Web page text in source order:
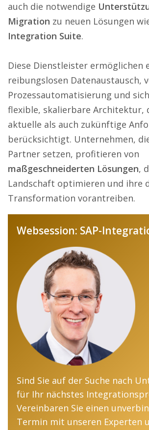
auch die notwendige
Migration zu neuen Lösungen
Integration Suite.
Diese Dienstleister ermöglichen
reibungslosen Datenaustausch,
Prozessautomatisierung und
flexible, skalierbare Architektur,
aktuelle als auch zukünftige
berücksichtigt. Unternehmen,
Partner setzen, profitieren von
maßgeschneiderten Lösungen,
Landschaft optimieren und ihre
Transformation vorantreiben.
Websession: SAP-
Sind Sie auf der Suche nach
für Ihr nächstes
Vereinbaren Sie einen
Termin mit unseren Experten